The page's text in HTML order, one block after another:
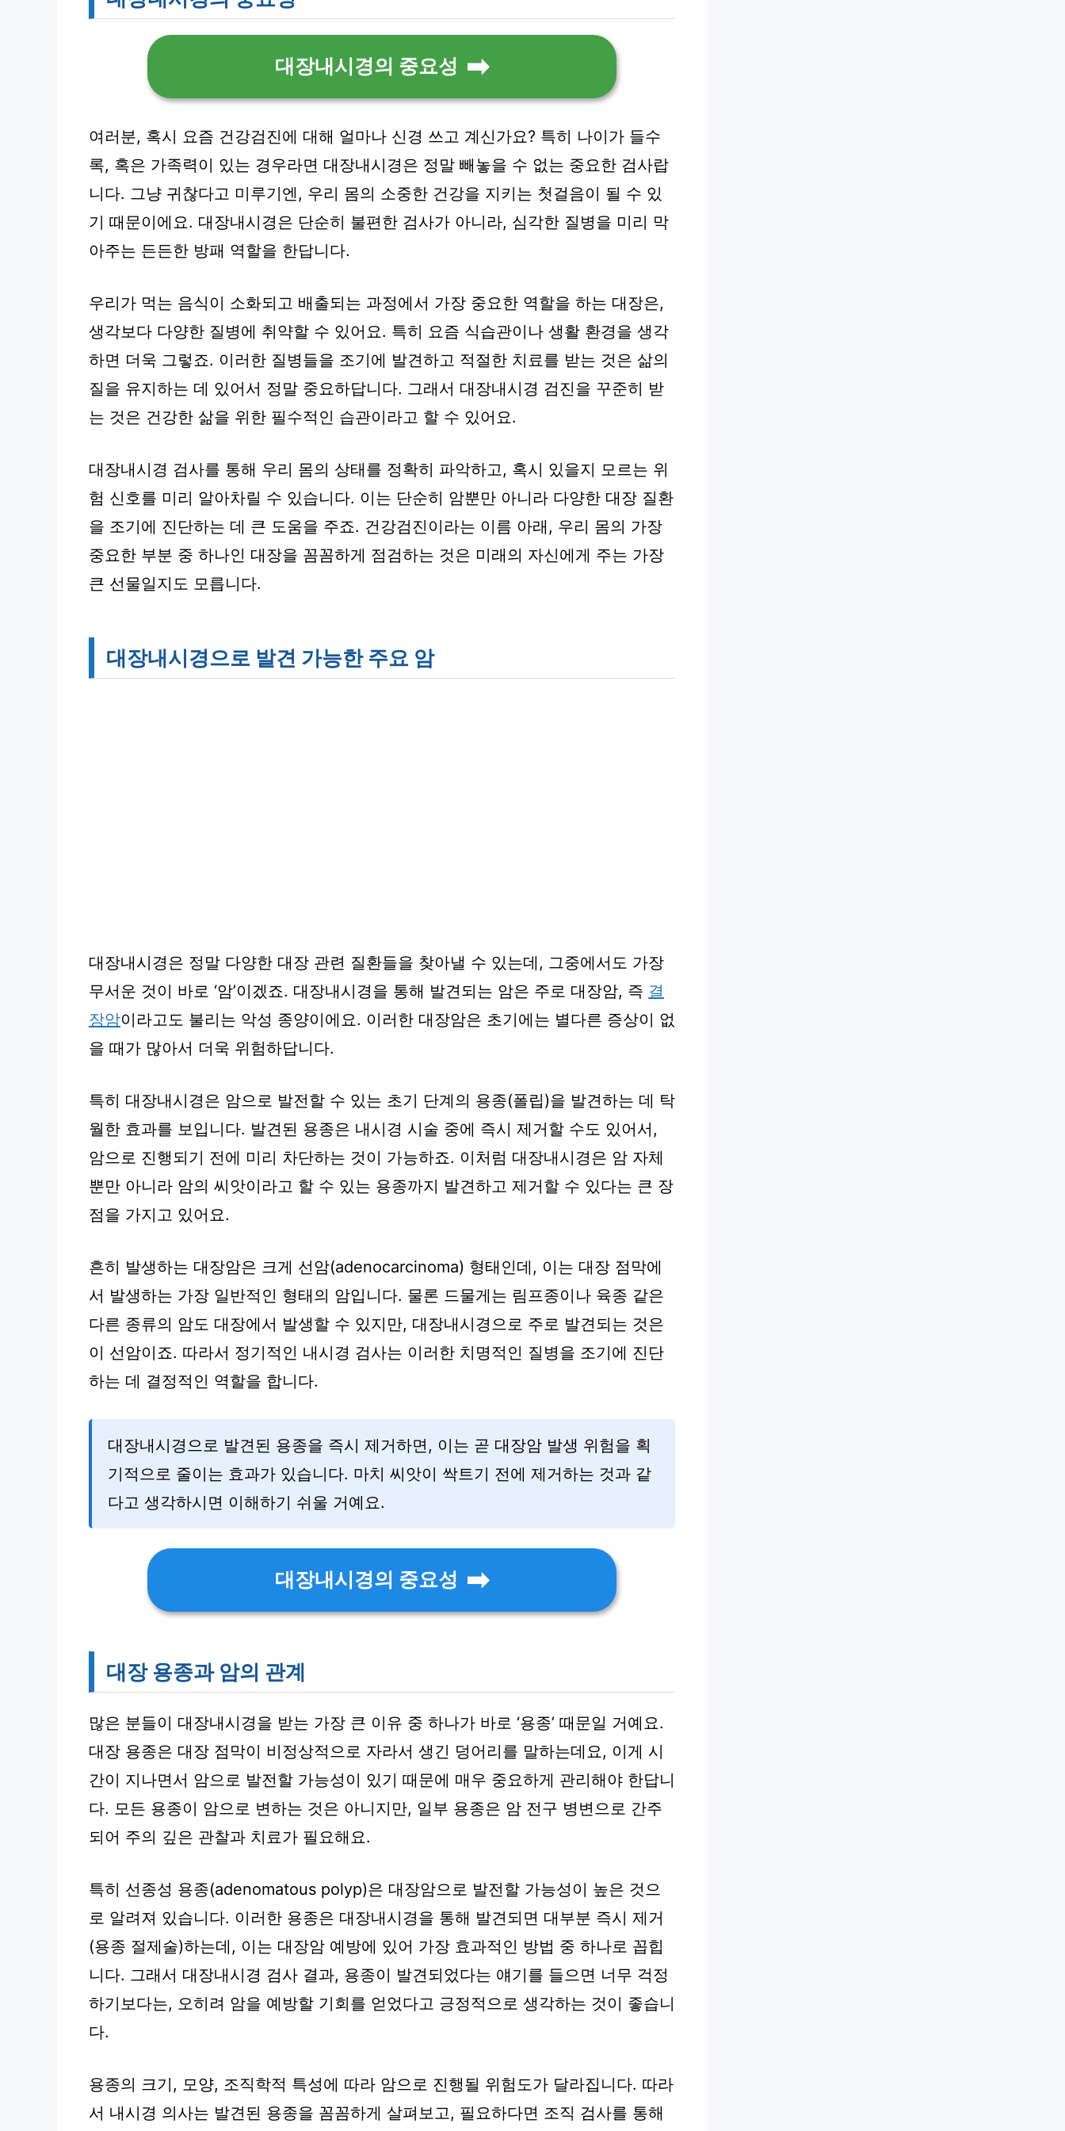
대장내시경의 중요성
여러분, 혹시 요즘 건강검진에 대해 얼마나 신경 쓰고 계신가요? 특히 나이가 들수
록, 혹은 가족력이 있는 경우라면 대장내시경은 정말 빼놓을 수 없는 중요한 검사랍
니다. 그냥 귀찮다고 미루기엔, 우리 몸의 소중한 건강을 지키는 첫걸음이 될 수 있
기 때문이에요. 대장내시경은 단순히 불편한 검사가 아니라, 심각한 질병을 미리 막
아주는 든든한 방패 역할을 한답니다.
우리가 먹는 음식이 소화되고 배출되는 과정에서 가장 중요한 역할을 하는 대장은,
생각보다 다양한 질병에 취약할 수 있어요. 특히 요즘 식습관이나 생활 환경을 생각
하면 더욱 그렇죠. 이러한 질병들을 조기에 발견하고 적절한 치료를 받는 것은 삶의
질을 유지하는 데 있어서 정말 중요하답니다. 그래서 대장내시경 검진을 꾸준히 받
는 것은 건강한 삶을 위한 필수적인 습관이라고 할 수 있어요.
대장내시경 검사를 통해 우리 몸의 상태를 정확히 파악하고, 혹시 있을지 모르는 위
험 신호를 미리 알아차릴 수 있습니다. 이는 단순히 암뿐만 아니라 다양한 대장 질환
을 조기에 진단하는 데 큰 도움을 주죠. 건강검진이라는 이름 아래, 우리 몸의 가장
중요한 부분 중 하나인 대장을 꼼꼼하게 점검하는 것은 미래의 자신에게 주는 가장
큰 선물일지도 모릅니다.
대장내시경으로 발견 가능한 주요 암
대장내시경은 정말 다양한 대장 관련 질환들을 찾아낼 수 있는데, 그중에서도 가장
무서운 것이 바로 ‘암’이겠죠. 대장내시경을 통해 발견되는 암은 주로 대장암, 즉 결
장암이라고도 불리는 악성 종양이에요. 이러한 대장암은 초기에는 별다른 증상이 없
을 때가 많아서 더욱 위험하답니다.
특히 대장내시경은 암으로 발전할 수 있는 초기 단계의 용종(폴립)을 발견하는 데 탁
월한 효과를 보입니다. 발견된 용종은 내시경 시술 중에 즉시 제거할 수도 있어서,
암으로 진행되기 전에 미리 차단하는 것이 가능하죠. 이처럼 대장내시경은 암 자체
뿐만 아니라 암의 씨앗이라고 할 수 있는 용종까지 발견하고 제거할 수 있다는 큰 장
점을 가지고 있어요.
흔히 발생하는 대장암은 크게 선암(adenocarcinoma) 형태인데, 이는 대장 점막에
서 발생하는 가장 일반적인 형태의 암입니다. 물론 드물게는 림프종이나 육종 같은
다른 종류의 암도 대장에서 발생할 수 있지만, 대장내시경으로 주로 발견되는 것은
이 선암이죠. 따라서 정기적인 내시경 검사는 이러한 치명적인 질병을 조기에 진단
하는 데 결정적인 역할을 합니다.
대장내시경으로 발견된 용종을 즉시 제거하면, 이는 곧 대장암 발생 위험을 획
기적으로 줄이는 효과가 있습니다. 마치 씨앗이 싹트기 전에 제거하는 것과 같
다고 생각하시면 이해하기 쉬울 거예요.
대장내시경의 중요성
대장 용종과 암의 관계
많은 분들이 대장내시경을 받는 가장 큰 이유 중 하나가 바로 ‘용종’ 때문일 거예요.
대장 용종은 대장 점막이 비정상적으로 자라서 생긴 덩어리를 말하는데요, 이게 시
간이 지나면서 암으로 발전할 가능성이 있기 때문에 매우 중요하게 관리해야 한답니
다. 모든 용종이 암으로 변하는 것은 아니지만, 일부 용종은 암 전구 병변으로 간주
되어 주의 깊은 관찰과 치료가 필요해요.
특히 선종성 용종(adenomatous polyp)은 대장암으로 발전할 가능성이 높은 것으
로 알려져 있습니다. 이러한 용종은 대장내시경을 통해 발견되면 대부분 즉시 제거
(용종 절제술)하는데, 이는 대장암 예방에 있어 가장 효과적인 방법 중 하나로 꼽힙
니다. 그래서 대장내시경 검사 결과, 용종이 발견되었다는 얘기를 들으면 너무 걱정
하기보다는, 오히려 암을 예방할 기회를 얻었다고 긍정적으로 생각하는 것이 좋습니
다.
용종의 크기, 모양, 조직학적 특성에 따라 암으로 진행될 위험도가 달라집니다. 따라
서 내시경 의사는 발견된 용종을 꼼꼼하게 살펴보고, 필요하다면 조직 검사를 통해